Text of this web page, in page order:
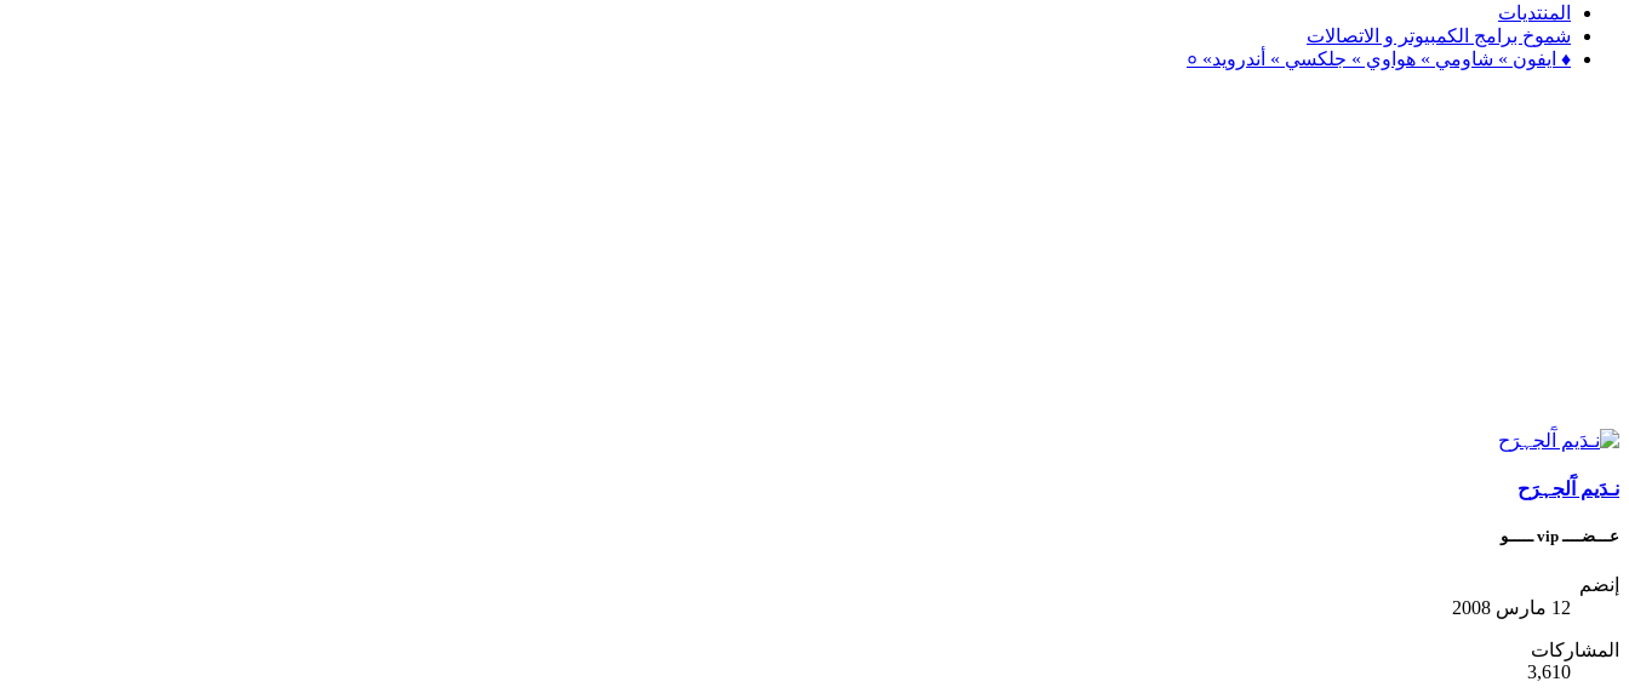
المنتديات
شموخ برامج الكمبيوتر و الاتصالات
♦ ايفون » شاومي » هواوي » جلكسي » أندرويد» ०
نـدَيم آَلجہرَح
عـــضــــ vip ـــــو
إنضم
12 مارس 2008
المشاركات
3,610